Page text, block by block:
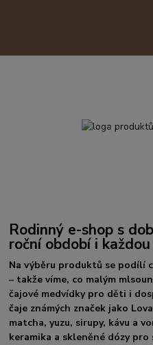
Rodinný e-shop s
roční období i
Na výběru produktů se podílí
– takže víme, co malým
čajové medvídky pro děti i
čaje známých značek jako
matcha, yuzu, sirupy, kávu a
keramika a skleněné dózy